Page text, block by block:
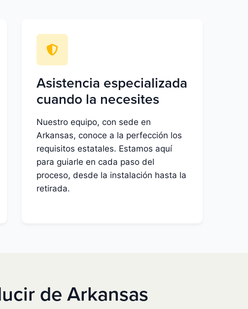
Asistencia especializada
cuando la necesites
Nuestro equipo, con sede en
Arkansas, conoce a la perfección los
requisitos estatales. Estamos aquí
para guiarle en cada paso del
proceso, desde la instalación hasta la
retirada.
de Arkansas